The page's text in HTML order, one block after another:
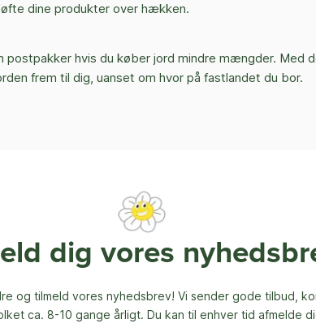
dine produkter over hækken.
postpakker hvis du køber jord mindre mængder. Med
frem til dig, uanset om hvor på fastlandet du bor.
dig vores
og tilmeld vores nyhedsbrev! Vi sender gode tilbud,
ca. 8-10 gange årligt. Du kan til enhver tid afmelde